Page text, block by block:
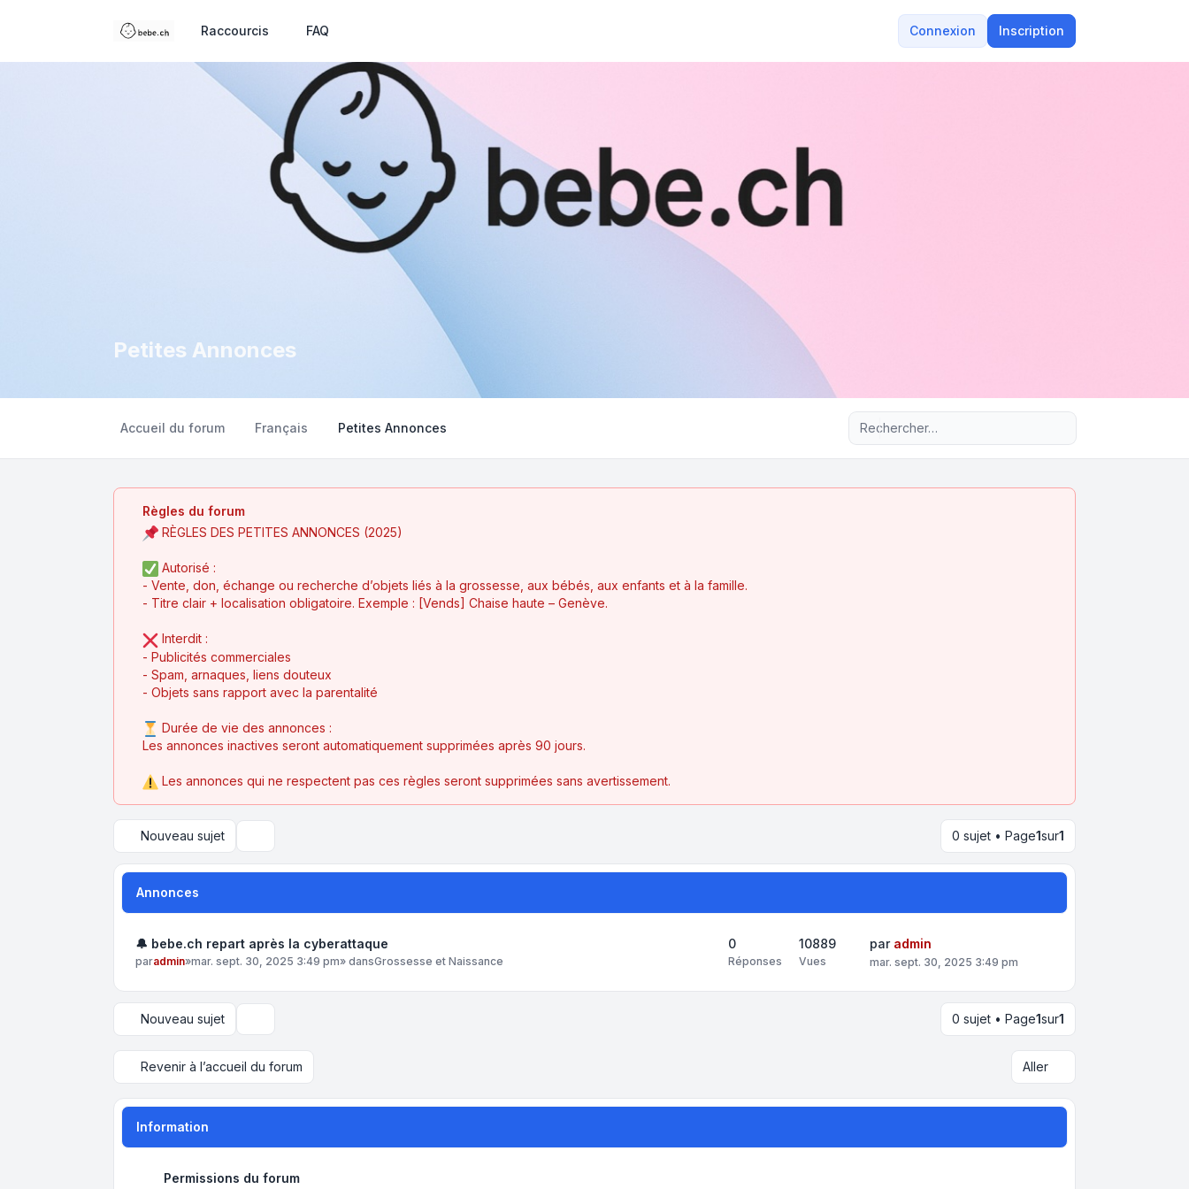
Raccourcis FAQ Connexion Inscription
Petites Annonces
Accueil du forum Français Petites Annonces Recherche avancée
Règles du forum
RÈGLES DES PETITES ANNONCES (2025)
Autorisé :
- Vente, don, échange ou recherche d’objets liés à la grossesse, aux bébés, aux enfants et à la famille.
- Titre clair + localisation obligatoire. Exemple : [Vends] Chaise haute – Genève.
Interdit :
- Publicités commerciales
- Spam, arnaques, liens douteux
- Objets sans rapport avec la parentalité
Durée de vie des annonces :
Les annonces inactives seront automatiquement supprimées après 90 jours.
Les annonces qui ne respectent pas ces règles seront supprimées sans avertissement.
Nouveau sujet 0 sujet • Page1sur1
Annonces
🔔 bebe.ch repart après la cyberattaque
paradmin»mar. sept. 30, 2025 3:49 pm» dansGrossesse et Naissance
0
Réponses
10889
Vues
par admin
mar. sept. 30, 2025 3:49 pm
Nouveau sujet 0 sujet • Page1sur1
Revenir à l’accueil du forum Aller
Information
Permissions du forum